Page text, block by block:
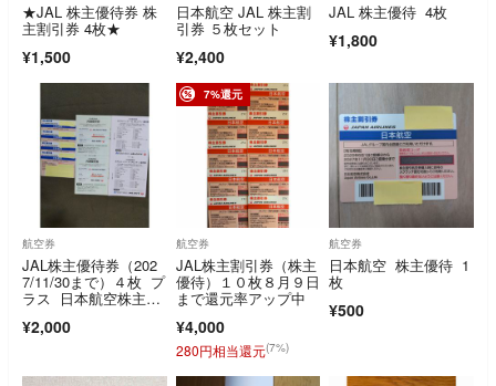
★JAL 株主優待券 株
主割引券 4枚★
¥1,500
日本航空 JAL 株主割
引券 ５枚セット
¥2,400
JAL 株主優待 4枚
¥1,800
航空券
JAL株主優待券（202
7/11/30まで）４枚 プ
ラス 日本航空株主共
コー＆JALシティ優待
¥2,000
7%還元
航空券
JAL株主割引券（株主
優待）１０枚８月９日
まで還元率アップ中
¥4,000
280円相当還元(7%)
航空券
日本航空 株主優待 1
枚
¥500